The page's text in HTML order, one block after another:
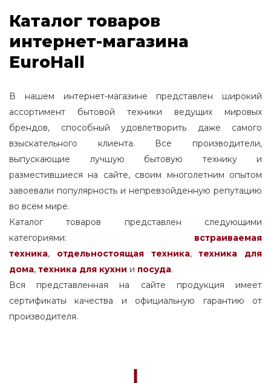
Каталог товаров
интернет-магазина
EuroHall
В нашем интернет-магазине представлен широкий
ассортимент бытовой техники ведущих мировых
брендов, способный удовлетворить даже самого
взыскательного клиента. Все производители,
выпускающие лучшую бытовую технику и
разместившиеся на сайте, своим многолетним опытом
завоевали популярность и непревзойденную репутацию
во всем мире.
Каталог товаров представлен следующими
категориями: встраиваемая
техника, отдельностоящаятехника,
техника для
дома, техника для кухни и посуда.
Вся представленная на сайте продукция имеет
сертификаты качества и официальную гарантию от
производителя.